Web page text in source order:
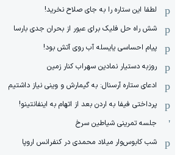
لطفا این ستاره را به جای صلاح نخرید!
شش راه حل فلیک برای عبور از بحران جدی بارسا
پیام احساسی یایسله آب روی آتش بود!
روزبه دستیار نمادین سهراب کنار زمین
ادعای ستاره آرسنال: به گیمارش و وینی نیاز داشتیم
پرداختی فیفا به اردن بعد از اتهام به اینفانتینو!
جلسه تمرینی شیاطین سرخ
شب کابوس‌وار میلاد محمدی در کنفرانس اروپا